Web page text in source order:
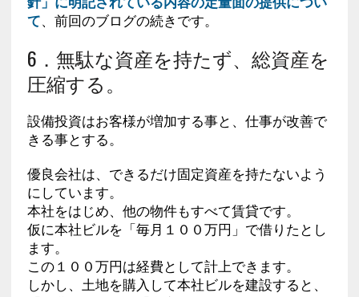
て、前回のブログの続きです。
6．無駄な資産を持たず、総資産を
圧縮する。
設備投資はお客様が増加する事と、仕事が改善で
きる事とする。
優良会社は、できるだけ固定資産を持たないよう
にしています。
本社をはじめ、他の物件もすべて賃貸です。
仮に本社ビルを「毎月１００万円」で借りたとし
ます。
この１００万円は経費として計上できます。
しかし、土地を購入して本社ビルを建設すると、